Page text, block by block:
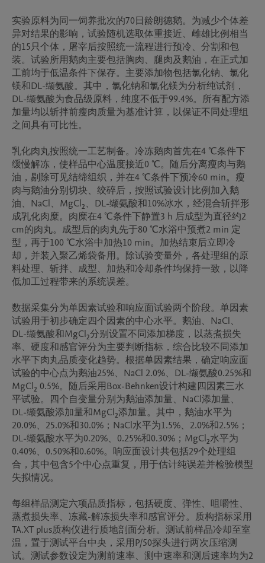
实验原料为同一饲养批次的70日龄朗德鹅。为减少个体差
异对结果的影响，试验随机选取体重接近、雌雄比例相当
的15只个体，屠宰后按照统一流程进行预冷、分割和包
装。试验所用鹅肉主要包括胸肉、腿肉及鹅油，在正式加
工前均于低温条件下保存。主要添加物包括氯化钠、氯化
镁和DL-缬氨酸。其中，氯化钠和氯化镁为分析纯试剂，
DL-缬氨酸为食品级原料，纯度不低于99.4%。所有配方添
加量均以斩拌前瘦肉质量为基准计算，以保证不同处理组
之间具有可比性。
乳化肉丸按照统一工艺制备。冷冻鹅肉首先在4 ℃条件下
缓慢解冻，使样品中心温度接近0 ℃。随后分离瘦肉与鹅
油，剔除可见结缔组织，并在4 ℃条件下预冷60 min。瘦
肉与鹅油分别切块、绞碎后，按照试验设计比例加入鹅
油、NaCl、MgCl₂、DL-缬氨酸和10%冰水，经混合斩拌形
成乳化肉糜。肉糜在4 ℃条件下静置3 h 后成型为直径约2
cm的肉丸。成型后的肉丸先于80 ℃水浴中预煮2 min 定
型，再于100 ℃水浴中加热10 min。加热结束后立即冷
却，并装入聚乙烯袋备用。除试验变量外，各处理组的原
料处理、斩拌、成型、加热和冷却条件均保持一致，以降
低加工过程带来的系统误差。
数据采集分为单因素试验和响应面试验两个阶段。单因素
试验用于初步确定四个因素的中心水平。鹅油、NaCl、
DL-缬氨酸和MgCl₂分别设置不同添加梯度，以蒸煮损失
率、硬度和感官评分为主要判断指标，综合比较不同添加
水平下肉丸品质变化趋势。根据单因素结果，确定响应面
试验的中心点为鹅油25%、NaCl 2.0%、DL-缬氨酸0.25%和
MgCl₂ 0.5%。随后采用Box-Behnken设计构建四因素三水
平试验。四个自变量分别为鹅油添加量、NaCl添加量、
DL-缬氨酸添加量和MgCl₂添加量。其中，鹅油水平为
20.0%、25.0%和30.0%；NaCl水平为1.5%、2.0%和2.5%；
DL-缬氨酸水平为0.20%、0.25%和0.30%；MgCl₂水平为
0.40%、0.50%和0.60%。响应面设计共包括29个处理组
合，其中包含5个中心点重复，用于估计纯误差并检验模型
失拟情况。
每组样品测定六项品质指标，包括硬度、弹性、咀嚼性、
蒸煮损失率、冻藏-解冻损失率和感官评分。质构指标采用
TA.XT plus质构仪进行质地剖面分析。测试前样品冷却至室
温，置于测试平台中央，采用P/50探头进行两次压缩测
试。测试参数设定为测前速率、测中速率和测后速率均为2